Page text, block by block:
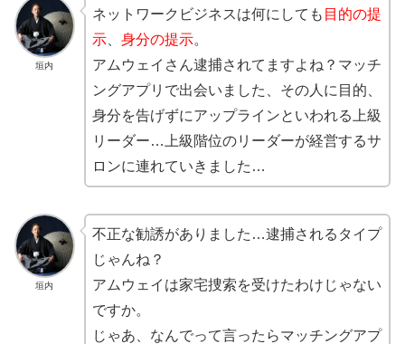
垣内
ネットワークビジネスは何にしても 目的の提
示、 身分の提示。
アムウェイさん逮捕されてますよね？マッチ
ングアプリで出会いました、その人に目的、
身分を告げずにアップラインといわれる上級
リーダー…上級階位のリーダーが経営するサ
ロンに連れていきました…
垣内
不正な勧誘がありました…逮捕されるタイプ
じゃんね？
アムウェイは家宅捜索を受けたわけじゃない
ですか。
じゃあ、なんでって言ったらマッチングアプ